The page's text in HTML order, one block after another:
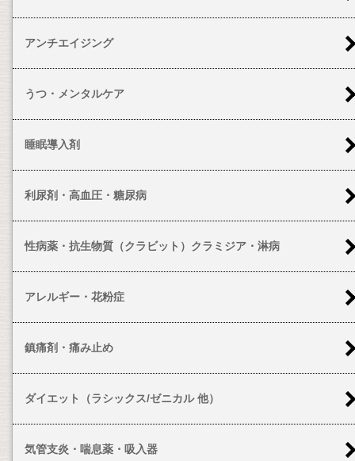
アンチエイジング
うつ・メンタルケア
睡眠導入剤
利尿剤・高血圧・糖尿病
性病薬・抗生物質（クラビット）クラミジア・淋病
アレルギー・花粉症
鎮痛剤・痛み止め
ダイエット（ラシックス/ゼニカル 他）
気管支炎・喘息薬・吸入器